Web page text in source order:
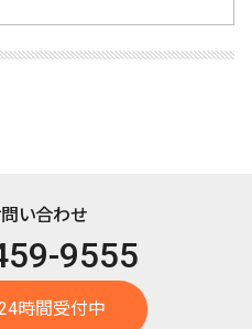
問い合わせ
9555
時間受付中